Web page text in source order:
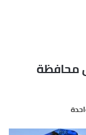
محافظة